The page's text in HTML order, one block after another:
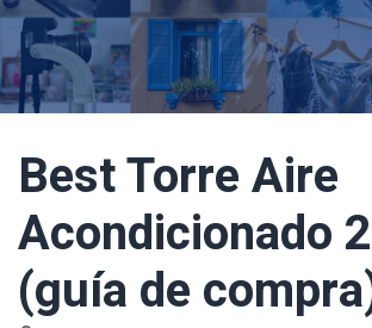
Best Torre Aire
Acondicionado
(guía de